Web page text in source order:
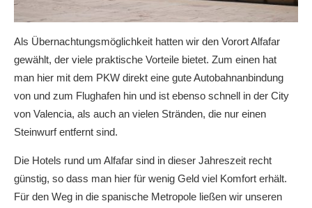
Als Übernachtungsmöglichkeit hatten wir den Vorort Alfafar
gewählt, der viele praktische Vorteile bietet. Zum einen hat
man hier mit dem PKW direkt eine gute Autobahnanbindung
von und zum Flughafen hin und ist ebenso schnell in der City
von Valencia, als auch an vielen Stränden, die nur einen
Steinwurf entfernt sind.
Die Hotels rund um Alfafar sind in dieser Jahreszeit recht
günstig, so dass man hier für wenig Geld viel Komfort erhält.
Für den Weg in die spanische Metropole ließen wir unseren